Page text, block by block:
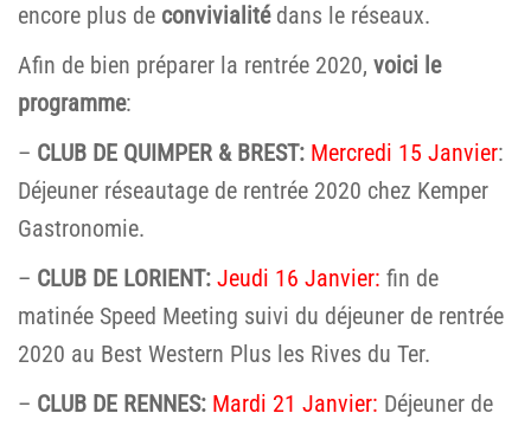
encore plus de convivialitédans le réseaux.
Afin de bien préparer la rentrée 2020, voici le
programme:
– CLUB DE QUIMPER & BREST: Mercredi 15 Janvier:
Déjeuner réseautage de rentrée 2020 chez Kemper
Gastronomie.
– CLUB DE LORIENT: Jeudi 16 Janvier: fin de
matinée Speed Meeting suivi du déjeuner de rentrée
2020 au Best Western Plus les Rives du Ter.
– CLUB DE RENNES: Mardi 21 Janvier: Déjeuner de